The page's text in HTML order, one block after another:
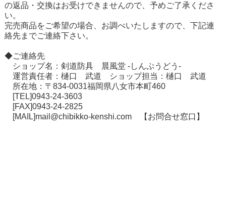
の返品・交換はお受けできませんので、予めご了承くださ
い。
完売商品をご希望の場合、お調べいたしますので、下記連
絡先までご連絡下さい。
◆ご連絡先
ショップ名：剣道防具 晨風堂 -しんぷうどう-
運営責任者：樋口 武道 ショップ担当：樋口 武道
所在地：〒834-0031福岡県八女市本町460
[TEL]0943-24-3603
[FAX]0943-24-2825
[MAIL]mail@chibikko-kenshi.com【お問合せ窓口】